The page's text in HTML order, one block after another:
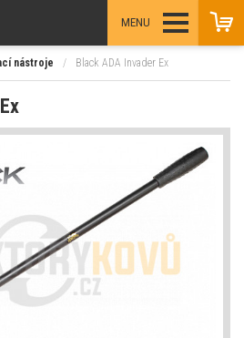
MENU
nástroje / Black ADA Invader Ex